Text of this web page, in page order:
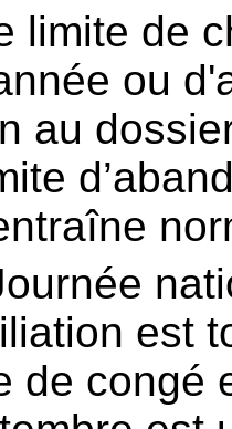
limite de
ou
au
est
de congé